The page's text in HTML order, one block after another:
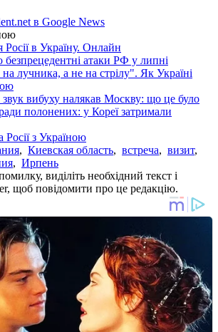
в Google News
в Україну. Онлайн
атаки РФ у липні
лучника, а не на стрілу". Як Україні
звук вибуху налякав Москву: що це було
полонених: у Кореї затримали
Росії з Україною
, Киевская область, встреча, визит,
, Ирпень
виділіть необхідний текст і
щоб повідомити про це редакцію.